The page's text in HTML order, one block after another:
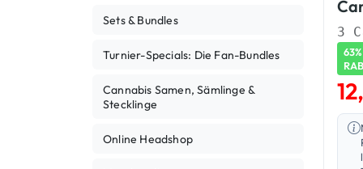
Sets & Bundles
Turnier-Specials: Die Fan-Bundles
Cannabis Samen, Sämlinge &
Stecklinge
Online Headshop
63%